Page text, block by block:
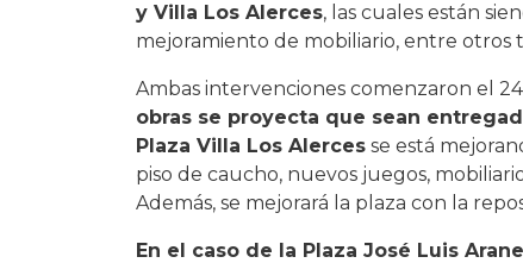
y Villa Los Alerces, las cuales están
mejoramiento de mobiliario, entre otros
Ambas intervenciones comenzaron el
obras se proyecta que sean
Plaza Villa Los Alerces se está
piso de caucho, nuevos juegos,
Además, se mejorará la plaza con la
En el caso de la Plaza José Luis